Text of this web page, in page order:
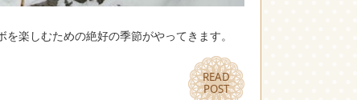
楽しむための絶好の季節がやってきます。
READ
POST
READ
POST